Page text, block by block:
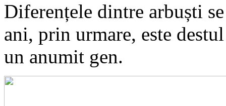
Diferențele dintre arbuști
ani, prin urmare, este
un anumit gen.